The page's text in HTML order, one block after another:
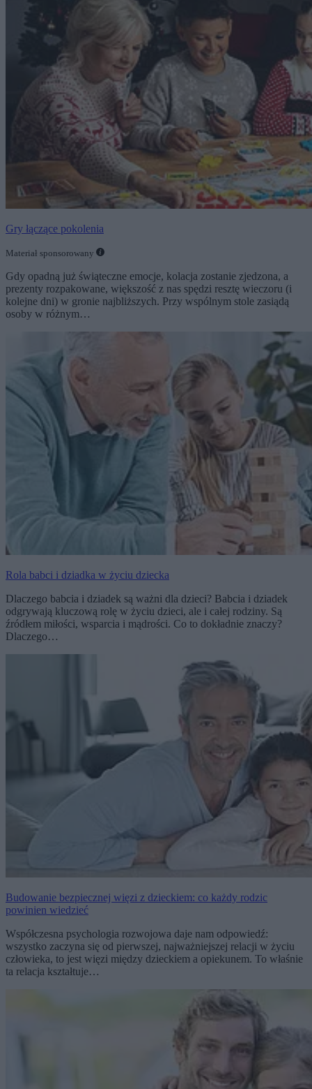
Gry łączące pokolenia
Materiał sponsorowany
Gdy opadną już świąteczne emocje, kolacja zostanie zjedzona, a
prezenty rozpakowane, większość z nas spędzi resztę wieczoru (i
kolejne dni) w gronie najbliższych. Przy wspólnym stole zasiądą
osoby w różnym…
Rola babci i dziadka w życiu dziecka
Dlaczego babcia i dziadek są ważni dla dzieci? Babcia i dziadek
odgrywają kluczową rolę w życiu dzieci, ale i całej rodziny. Są
źródłem miłości, wsparcia i mądrości. Co to dokładnie znaczy?
Dlaczego…
Budowanie bezpiecznej więzi z dzieckiem: co każdy rodzic
powinien wiedzieć
Współczesna psychologia rozwojowa daje nam odpowiedź:
wszystko zaczyna się od pierwszej, najważniejszej relacji w życiu
człowieka, to jest więzi między dzieckiem a opiekunem. To właśnie
ta relacja kształtuje…